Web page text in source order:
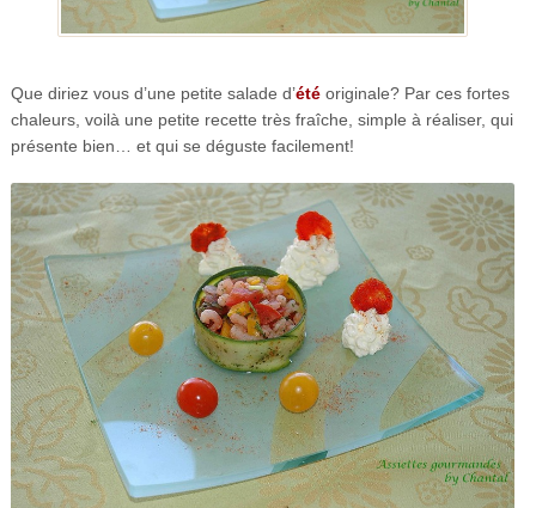
Que diriez vous d’une petite salade d’étéoriginale? Par ces fortes
chaleurs, voilà une petite recette très fraîche, simple à réaliser, qui
présente bien… et qui se déguste facilement!